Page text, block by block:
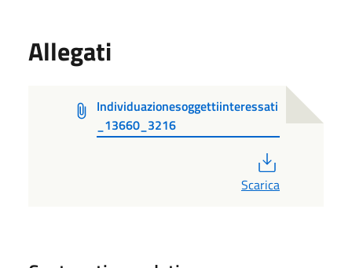
Allegati
Individuazionesoggettiinteressati
_13660_3216
Scarica